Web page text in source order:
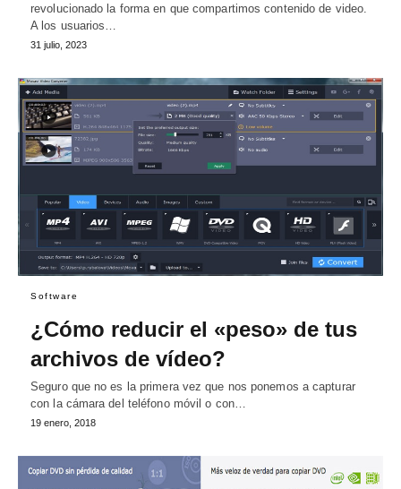
revolucionado la forma en que compartimos contenido de video.
A los usuarios…
31 julio, 2023
Software
¿Cómo reducir el «peso» de tus
archivos de vídeo?
Seguro que no es la primera vez que nos ponemos a capturar
con la cámara del teléfono móvil o con…
19 enero, 2018